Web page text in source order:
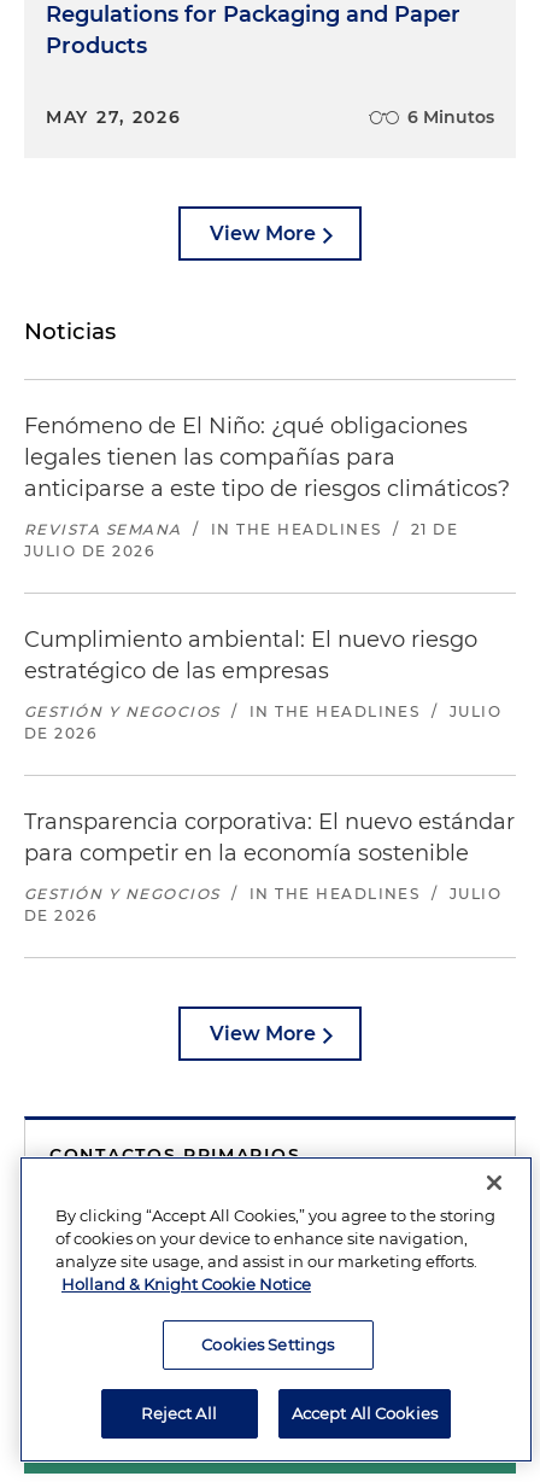
Regulations for Packaging and Paper
Products
MAY 27, 2026 6 Minutos
View More
Noticias
Fenómeno de El Niño: ¿qué obligaciones
legales tienen las compañías para
anticiparse a este tipo de riesgos climáticos?
REVISTA SEMANA / IN THE HEADLINES /
21 DE
JULIO DE 2026
Cumplimiento ambiental: El nuevo riesgo
estratégico de las empresas
GESTIÓN Y NEGOCIOS / IN THE HEADLINES /
JULIO
DE 2026
Transparencia corporativa: El nuevo estándar
para competir en la economía sostenible
GESTIÓN Y NEGOCIOS / IN THE HEADLINES /
JULIO
DE 2026
View More
CONTACTOS PRIMARIOS
Tiffani G. Lee
Beth A. Viola
Conozca a Nuestros Profesionales
By clicking “Accept All Cookies,” you agree to the storing
of cookies on your device to enhance site navigation,
analyze site usage, and assist in our marketing efforts.
Holland & Knight Cookie Notice
Cookies Settings
Reject All Accept All Cookies